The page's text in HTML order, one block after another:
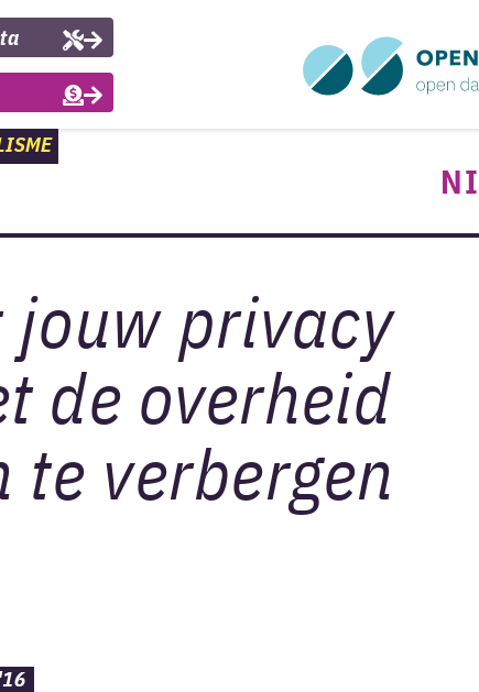
jouw privacy
de overheid
te verbergen